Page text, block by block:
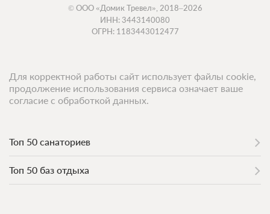
© ООО «Домик Тревел», 2018–2026
ИНН: 3443140080
ОГРН: 1183443012477
Топ 50 санаториев
Топ 50 баз отдыха
Для корректной работы сайт использует файлы cookie,
продолжение использования сервиса означает ваше
согласие с обработкой данных.